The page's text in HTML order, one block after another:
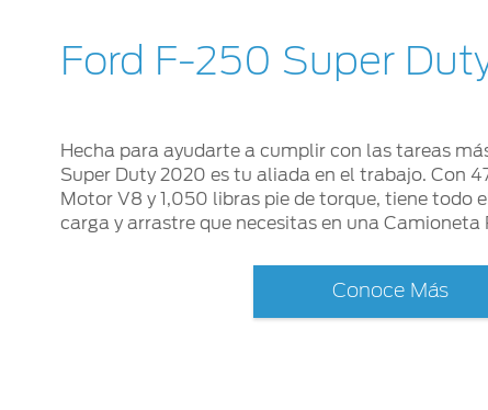
Ford F-250 Super
Hecha para ayudarte a cumplir con las tareas
Super Duty 2020 es tu aliada en el trabajo. Con
Motor V8 y 1,050 libras pie de torque, tiene todo
carga y arrastre que necesitas en una Camioneta
Conoce Más